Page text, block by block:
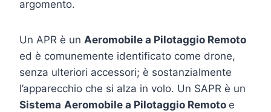
argomento.
Un APR è un Aeromobile a Pilotaggio Remoto
ed è comunemente identificato come drone,
senza ulteriori accessori; è sostanzialmente
l’apparecchio che si alza in volo. Un SAPR è un
Sistema Aeromobile a Pilotaggio Remoto e